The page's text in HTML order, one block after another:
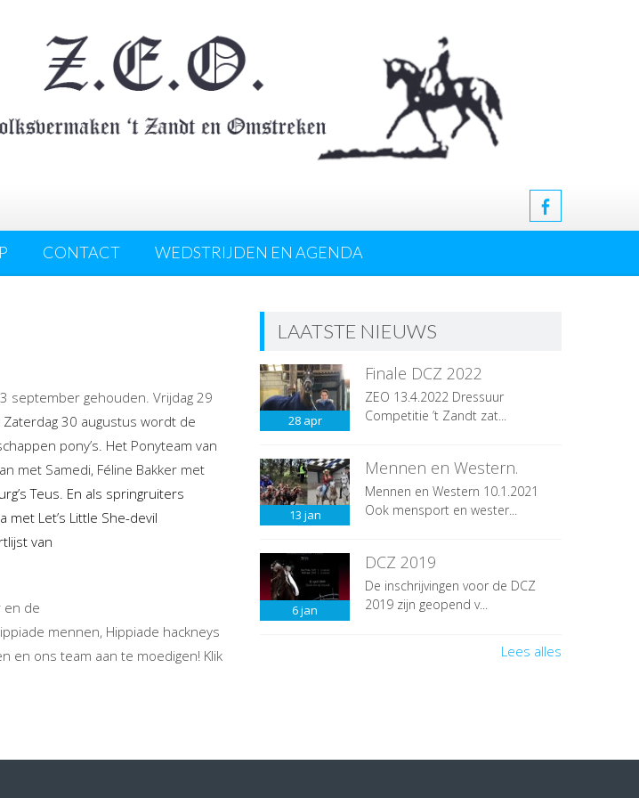
CONTACT WEDSTRIJDEN EN AGENDA
september gehouden. Vrijdag 29
Zaterdag 30 augustus wordt de
pony’s. Het Ponyteam van
met Samedi, Féline Bakker met
Teus. En als springruiters
met Let’s Little She-devil
van
en de
mennen, Hippiade hackneys
en ons team aan te moedigen! Klik
LAATSTE NIEUWS
28 apr
Finale DCZ 2022
ZEO 13.4.2022 Dressuur
Competitie ’t Zandt zat...
13 jan
Mennen en Western.
Mennen en Western 10.1.2021
Ook mensport en wester...
6jan
DCZ 2019
De inschrijvingen voor de DCZ
2019 zijn geopend v...
Lees alles